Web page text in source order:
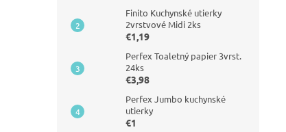
Finito Kuchynské utierky
2vrstvové Midi 2ks
€1,19
Perfex Toaletný papier 3vrst.
24ks
€3,98
Perfex Jumbo kuchynské
utierky
€1